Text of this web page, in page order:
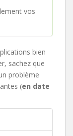
vos
bien
sachez que
problème
(en date